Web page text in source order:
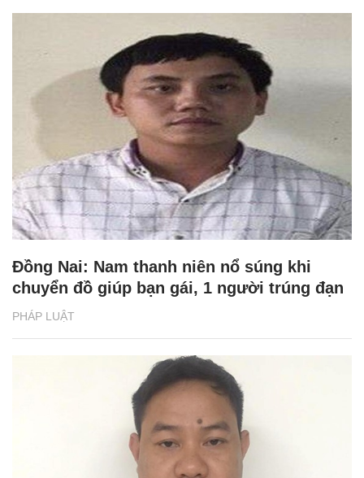
PHÁP LUẬT
Đồng Nai: Nam thanh niên nổ súng khi
chuyển đồ giúp bạn gái, 1 người trúng đạn